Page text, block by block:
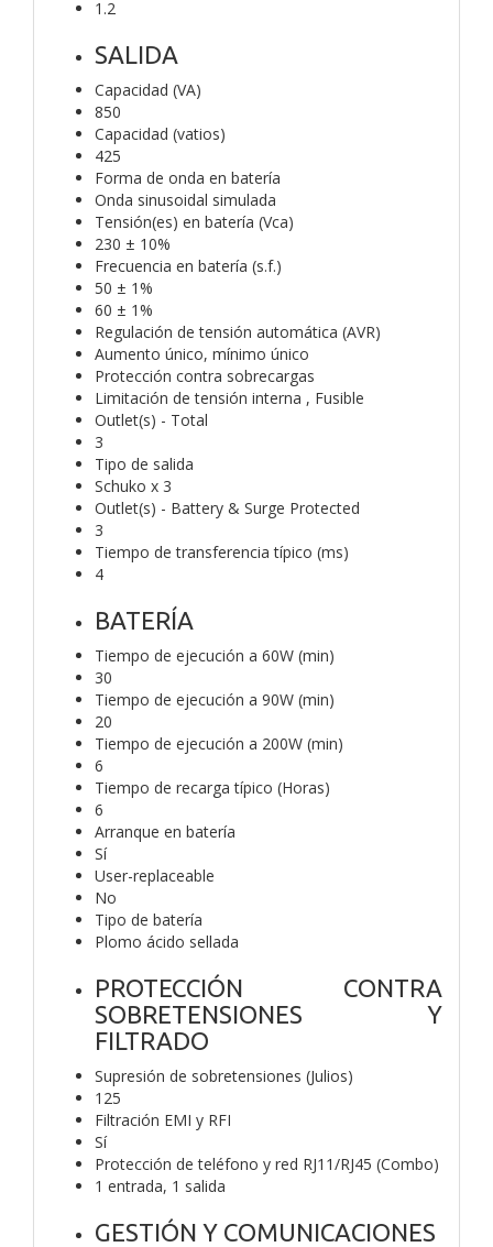
1.2
SALIDA
Capacidad (VA)
850
Capacidad (vatios)
425
Forma de onda en batería
Onda sinusoidal simulada
Tensión(es) en batería (Vca)
230 ± 10%
Frecuencia en batería (s.f.)
50 ± 1%
60 ± 1%
Regulación de tensión automática (AVR)
Aumento único, mínimo único
Protección contra sobrecargas
Limitación de tensión interna , Fusible
Outlet(s) - Total
3
Tipo de salida
Schuko x 3
Outlet(s) - Battery & Surge Protected
3
Tiempo de transferencia típico (ms)
4
BATERÍA
Tiempo de ejecución a 60W (min)
30
Tiempo de ejecución a 90W (min)
20
Tiempo de ejecución a 200W (min)
6
Tiempo de recarga típico (Horas)
6
Arranque en batería
Sí
User-replaceable
No
Tipo de batería
Plomo ácido sellada
PROTECCIÓN CONTRA
SOBRETENSIONES Y
FILTRADO
Supresión de sobretensiones (Julios)
125
Filtración EMI y RFI
Sí
Protección de teléfono y red RJ11/RJ45 (Combo)
1 entrada, 1 salida
GESTIÓN Y COMUNICACIONES